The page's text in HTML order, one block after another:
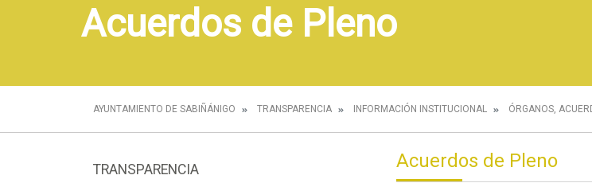
Acuerdos de Pleno
AYUNTAMIENTO DE SABIÑÁNIGO TRANSPARENCIA INFORMACIÓN INSTITUCIONAL ÓRGANOS,
TRANSPARENCIA Acuerdos de Pleno